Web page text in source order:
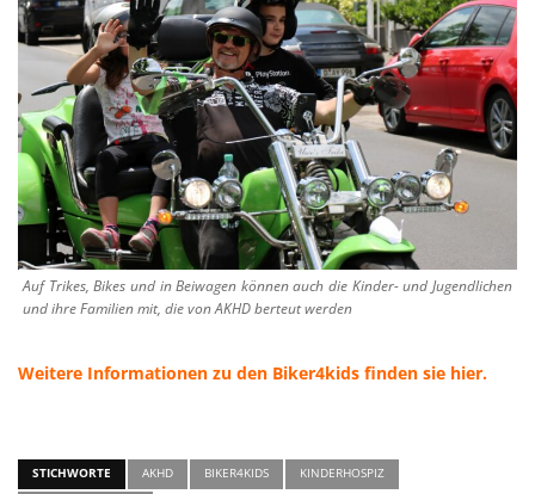
Auf Trikes, Bikes und in Beiwagen können auch die Kinder- und Jugendlichen
und ihre Familien mit, die von AKHD berteut werden
Weitere Informationen zu den Biker4kids finden sie hier.
STICHWORTE AKHD BIKER4KIDS
KINDERHOSPIZ